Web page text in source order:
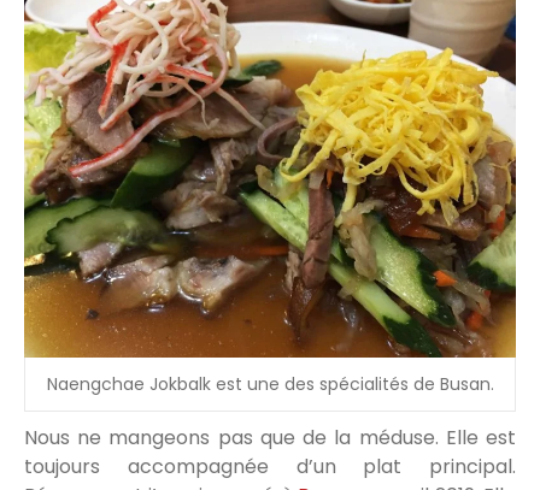
Naengchae Jokbalk est une des spécialités de Busan.
Nous ne mangeons pas que de la méduse. Elle est
toujours accompagnée d’un plat principal.